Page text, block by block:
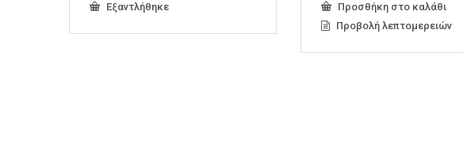
Εξαντλήθηκε
Προσθήκη στο καλάθι
Προβολή λεπτομερειών